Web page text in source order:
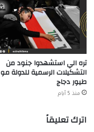
تره الي استشهدوا جنود من
التشكيلات الرسمية للدولة مو
طيور دجاج
منذ 5 أيام
اترك تعليقاً